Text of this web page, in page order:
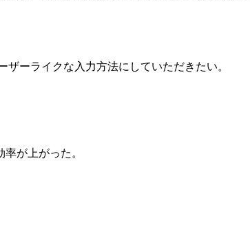
ーライクな入力方法にしていただきたい。
が上がった。